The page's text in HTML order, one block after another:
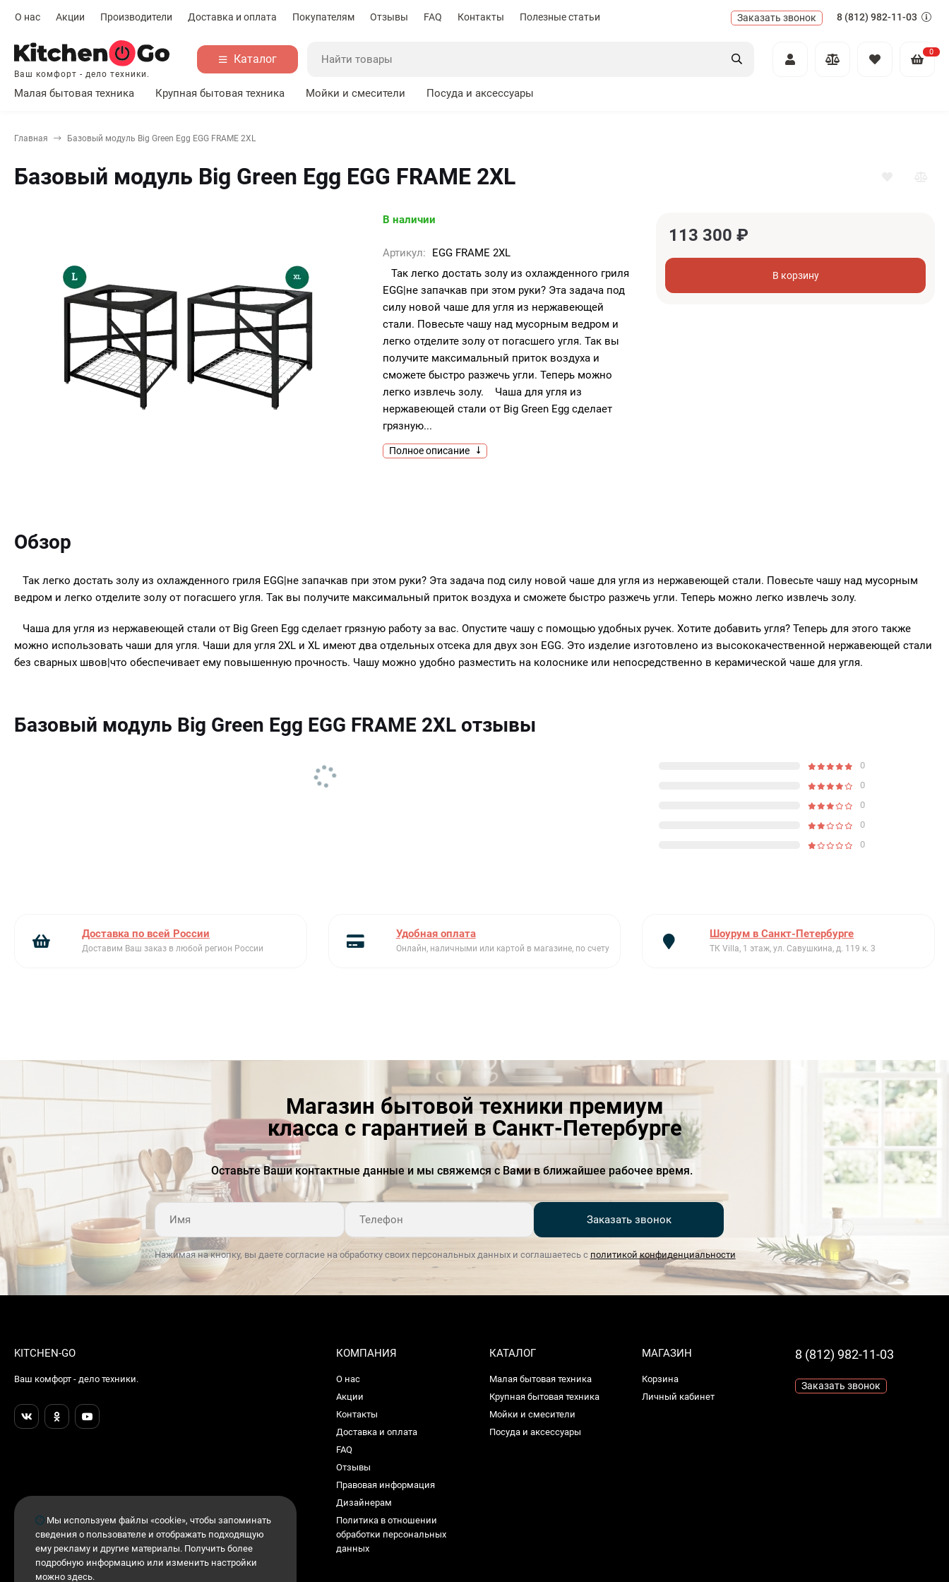
О нас Акции Производители Доставка и оплата Покупателям Отзывы FAQ Контакты Полезные статьи Заказать звонок 8 (812) 982-11-03
Ваш комфорт - дело техники.
Каталог
0
Малая бытовая техника Крупная бытовая техника Мойки и смесители Посуда и аксессуары
Главная Базовый модуль Big Green Egg EGG FRAME 2XL
Базовый модуль Big Green Egg EGG FRAME 2XL
В наличии
Артикул:
EGG FRAME 2XL
Так легко достать золу из охлажденного гриля
EGG|не запачкав при этом руки? Эта задача под
силу новой чаше для угля из нержавеющей
стали. Повесьте чашу над мусорным ведром и
легко отделите золу от погасшего угля. Так вы
получите максимальный приток воздуха и
сможете быстро разжечь угли. Теперь можно
легко извлечь золу. Чаша для угля из
нержавеющей стали от Big Green Egg сделает
грязную...
Полное описание
113 300 ₽
В корзину
Обзор
Так легко достать золу из охлажденного гриля EGG|не запачкав при этом руки? Эта задача под силу новой чаше для угля из нержавеющей стали. Повесьте чашу над мусорным
ведром и легко отделите золу от погасшего угля. Так вы получите максимальный приток воздуха и сможете быстро разжечь угли. Теперь можно легко извлечь золу.
Чаша для угля из нержавеющей стали от Big Green Egg сделает грязную работу за вас. Опустите чашу с помощью удобных ручек. Хотите добавить угля? Теперь для этого также
можно использовать чаши для угля. Чаши для угля 2XL и XL имеют два отдельных отсека для двух зон EGG. Это изделие изготовлено из высококачественной нержавеющей стали
без сварных швов|что обеспечивает ему повышенную прочность. Чашу можно удобно разместить на колоснике или непосредственно в керамической чаше для угля.
Базовый модуль Big Green Egg EGG FRAME 2XL отзывы
0
0
0
0
0
Доставка по всей России
Доставим Ваш заказ в любой регион России
Удобная оплата
Онлайн, наличными или картой в магазине, по счету
Шоурум в Санкт-Петербурге
ТК Villa, 1 этаж, ул. Савушкина, д. 119 к. 3
Магазин бытовой техники премиум
класса с гарантией в Санкт-Петербурге
Оставьте Ваши контактные данные и мы свяжемся с Вами в ближайшее рабочее время.
Заказать звонок
Нажимая на кнопку, вы даете согласие на обработку своих персональных данных и соглашаетесь с политикой конфиденциальности
KITCHEN-GO
Ваш комфорт - дело техники.
КОМПАНИЯ
О нас
Акции
Контакты
Доставка и оплата
FAQ
Отзывы
Правовая информация
Дизайнерам
Политика в отношении
обработки персональных
данных
КАТАЛОГ
Малая бытовая техника
Крупная бытовая техника
Мойки и смесители
Посуда и аксессуары
МАГАЗИН
Корзина
Личный кабинет
8 (812) 982-11-03
Заказать звонок
Мы используем файлы «cookie», чтобы запоминать
сведения о пользователе и отображать подходящую
ему рекламу и другие материалы. Получить более
подробную информацию или изменить настройки
можно здесь.